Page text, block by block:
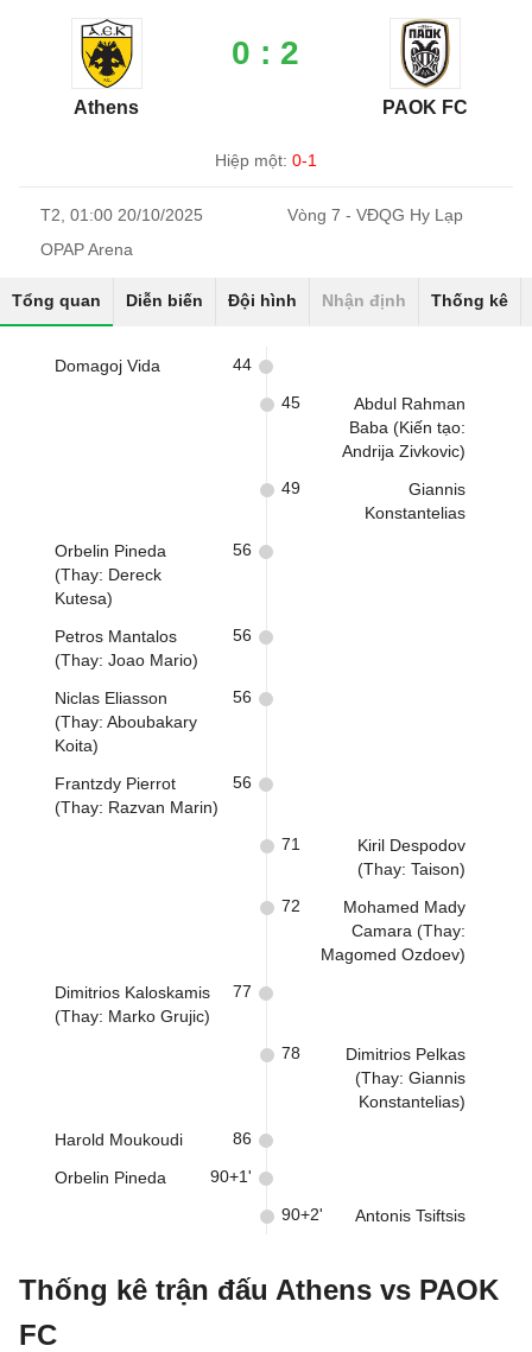
Athens
0 : 2
PAOK FC
Hiệp một: 0-1
T2, 01:00 20/10/2025
Vòng 7 - VĐQG Hy Lạp
OPAP Arena
Tổng quan Diễn biến Đội hình Nhận định Thống kê
Domagoj Vida 44
Abdul Rahman
Baba (Kiến tạo:
Andrija Zivkovic)
45
Giannis
Konstantelias
49
Orbelin Pineda
(Thay: Dereck
Kutesa)
56
Petros Mantalos
(Thay: Joao Mario)
56
Niclas Eliasson
(Thay: Aboubakary
Koita)
56
Frantzdy Pierrot
(Thay: Razvan Marin)
56
Kiril Despodov
(Thay: Taison)
71
Mohamed Mady
Camara (Thay:
Magomed Ozdoev)
72
Dimitrios Kaloskamis
(Thay: Marko Grujic)
77
Dimitrios Pelkas
(Thay: Giannis
Konstantelias)
78
Harold Moukoudi 86
Orbelin Pineda 90+1'
Antonis Tsiftsis
90+2'
Thống kê trận đấu Athens vs PAOK
FC